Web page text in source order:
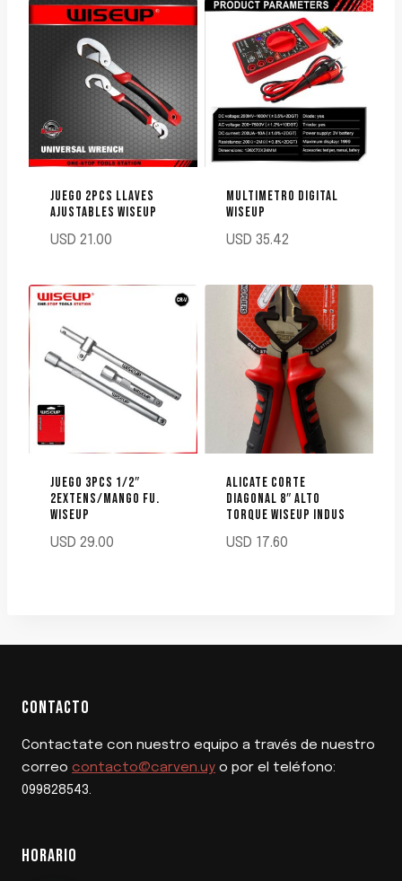
JUEGO 2PCS LLAVES
AJUSTABLES WISEUP
USD 21.00
MULTIMETRO DIGITAL
WISEUP
USD 35.42
JUEGO 3PCS 1/2″
2EXTENS/MANGO FU.
WISEUP
USD 29.00
ALICATE CORTE
DIAGONAL 8″ ALTO
TORQUE WISEUP INDUS
USD 17.60
CONTACTO
Contactate con nuestro equipo a través de nuestro
correo contacto@carven.uy o por el teléfono:
099828543.
HORARIO